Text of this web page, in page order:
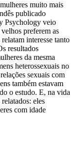
muito mais
publicado
Psychology veio
preferem as
interesse tanto
resultados
da mesma
heterossexuais no
sexuais com
também estavam
o estudo. E, na vida
eles
com idade